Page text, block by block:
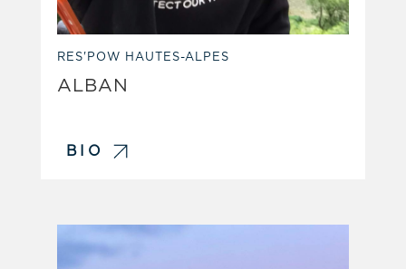
RES'POW HAUTES-ALPES
ALBAN
BIO